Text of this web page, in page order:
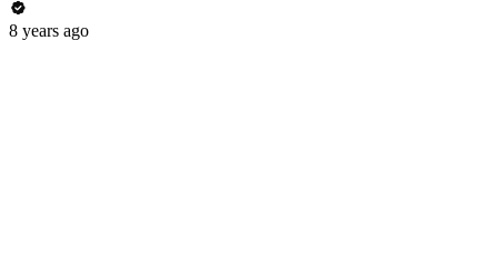
8 years ago